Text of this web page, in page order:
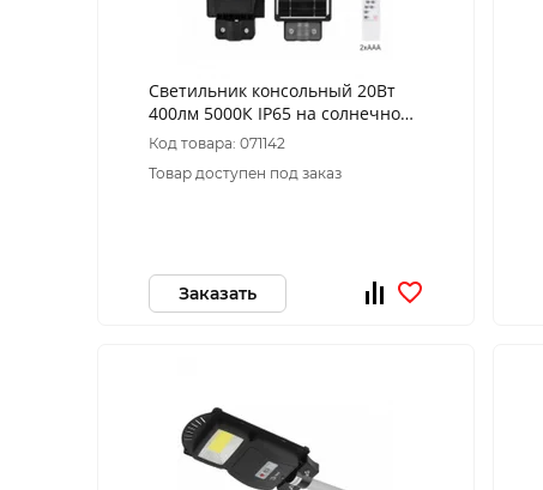
Светильник консольный 20Вт
400лм 5000К IP65 на солнечной
батарее SMD с датчиком
движения ПДУ ЭРА
Код товара: 071142
Товар доступен под заказ
Заказать